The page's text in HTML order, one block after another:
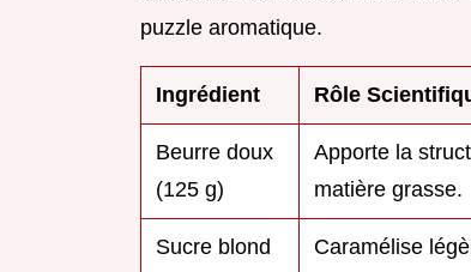
puzzle aromatique.
Ingrédient Rôle
Beurre doux
(125 g)
Apporte la
matière grasse.
Sucre blond Caramélise